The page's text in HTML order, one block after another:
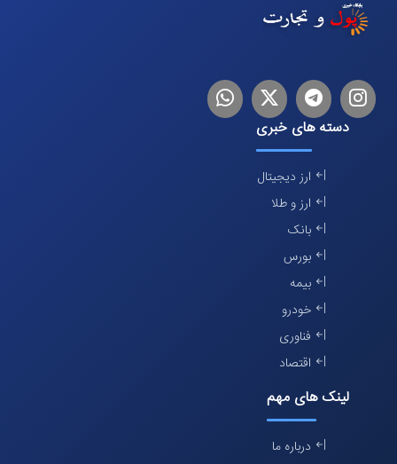
اینستاگرام
تلگرام توییترلینکدین
دسته های خبری
ارز دیجیتال
ارز و طلا
بانک
بورس
بیمه
خودرو
فناوری
اقتصاد
لینک های مهم
درباره ما